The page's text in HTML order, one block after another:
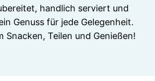
handlich serviert und
Genuss für jede Gelegenheit.
Snacken, Teilen und Genießen!